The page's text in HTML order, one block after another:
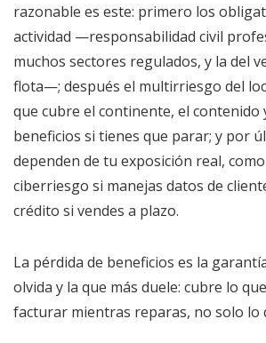
razonable es este: primero los
actividad —responsabilidad civil
muchos sectores regulados, y la del
flota—; después el multirriesgo del
que cubre el continente, el contenido
beneficios si tienes que parar; y por
dependen de tu exposición real,
ciberriesgo si manejas datos de
crédito si vendes a plazo.
La pérdida de beneficios es la
olvida y la que más duele: cubre lo
facturar mientras reparas, no solo lo